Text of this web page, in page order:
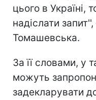
цього в Україні,
надіслати
Томашевська.
За її словами, у
можуть
задекларувати